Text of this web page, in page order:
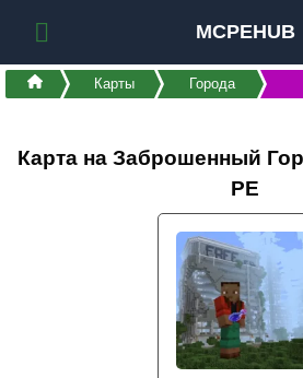
MCPEHUB
Карты Города
Карта на Заброшенный
PE